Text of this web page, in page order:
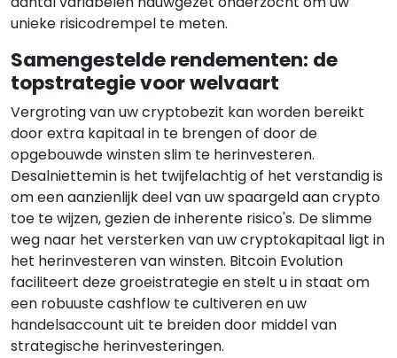
unieke risicodrempel te meten.
Samengestelde rendementen: de
topstrategie voor welvaart
Vergroting van uw cryptobezit kan worden bereikt
door extra kapitaal in te brengen of door de
opgebouwde winsten slim te herinvesteren.
Desalniettemin is het twijfelachtig of het verstandig is
om een aanzienlijk deel van uw spaargeld aan crypto
toe te wijzen, gezien de inherente risico's. De slimme
weg naar het versterken van uw cryptokapitaal ligt in
het herinvesteren van winsten. Bitcoin Evolution
faciliteert deze groeistrategie en stelt u in staat om
een robuuste cashflow te cultiveren en uw
handelsaccount uit te breiden door middel van
strategische herinvesteringen.